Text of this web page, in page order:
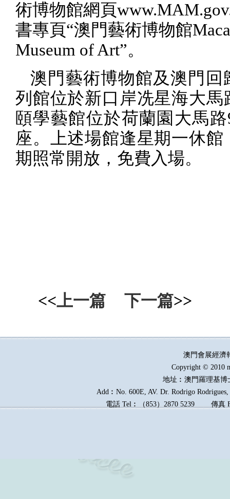
術博物館網頁
書專頁“澳門藝術博物館
Museum of Art”。
澳門藝術博物館及澳門回
列館位於新口岸冼星海大馬
頤學藝館位於荷蘭園大馬路
座。上述場館逢星期一休館
期照常開放，免費入場。
<<上一篇 下一篇>>
澳門會展經
Copyright © 2010
地址︰澳門羅理基博
Add︰No. 600E, AV. Dr. Rodrigo
電話 Tel︰（853）2870 5239傳真